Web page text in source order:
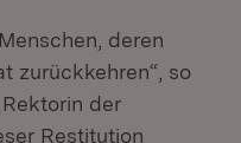
deren
zurückkehren“, so
der
Restitution